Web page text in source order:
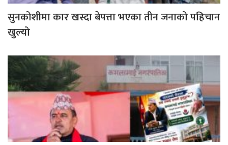
सुनकोशीमा कार खस्दा बेपत्ता भएका तीन जनाको पहिचान
खुल्यो